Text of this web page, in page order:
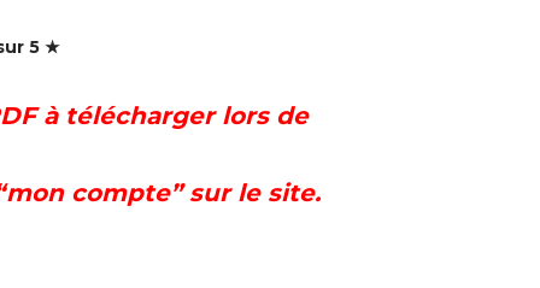
5 ★
à télécharger lors de
compte” sur le site.